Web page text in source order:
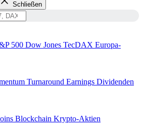
Schließen
500 Dow Jones TecDAX Europa-
Turnaround Earnings Dividenden
Blockchain Krypto-Aktien